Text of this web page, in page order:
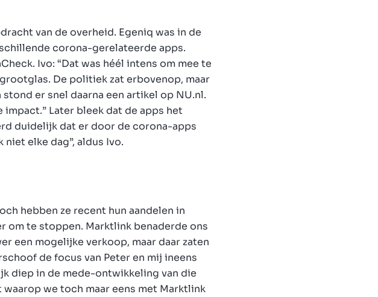
van de overheid. Egeniq was in de
corona-gerelateerde apps.
Ivo: “Dat was héél intens om mee te
De politiek zat erbovenop, maar
er snel daarna een artikel op NU.nl.
Later bleek dat de apps het
duidelijk dat er door de corona-apps
elke dag”, aldus Ivo.
hebben ze recent hun aandelen in
om te stoppen. Marktlink benaderde ons
een mogelijke verkoop, maar daar zaten
de focus van Peter en mij ineens
diep in de mede-ontwikkeling van die
we toch maar eens met Marktlink